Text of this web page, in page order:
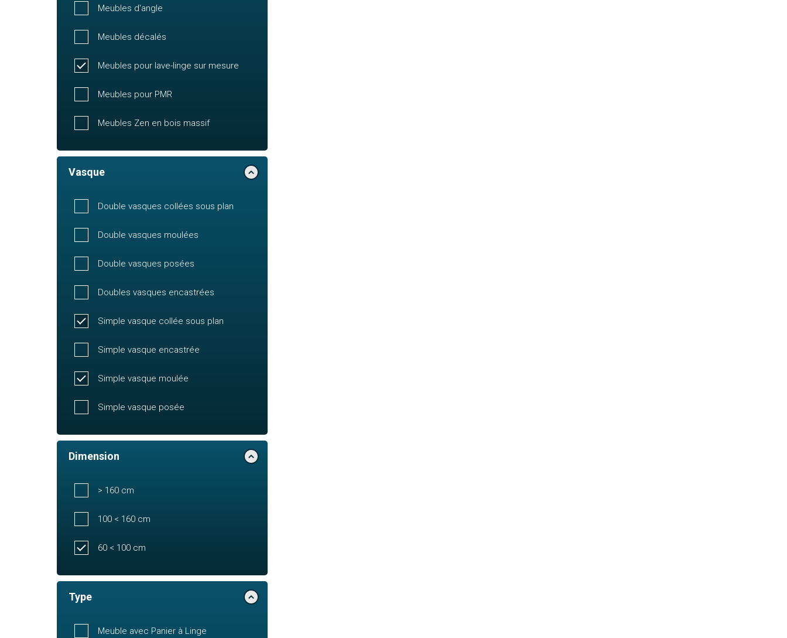
Meubles d'angle
Meubles décalés
Meubles pour lave-linge sur mesure
Meubles pour PMR
Meubles Zen en bois massif
Vasque
Double vasques collées sous plan
Double vasques moulées
Double vasques posées
Doubles vasques encastrées
Simple vasque collée sous plan
Simple vasque encastrée
Simple vasque moulée
Simple vasque posée
Dimension
> 160 cm
100 < 160 cm
60 < 100 cm
Type
Meuble avec Panier à Linge